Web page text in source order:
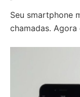
Seu smartphone
chamadas.